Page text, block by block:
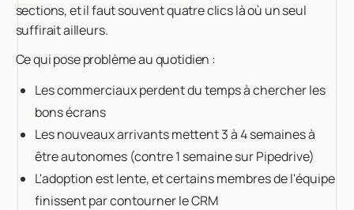
sections, et il faut souvent quatre clics là où un seul
suffirait ailleurs.
Ce qui pose problème au quotidien :
Les commerciaux perdent du temps à chercher les
bons écrans
Les nouveaux arrivants mettent 3 à 4 semaines à
être autonomes (contre 1 semaine sur Pipedrive)
L'adoption est lente, et certains membres de l'équipe
finissent par contourner le CRM